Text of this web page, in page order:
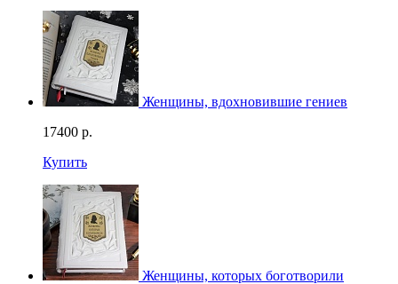
Женщины, вдохновившие гениев
17400 р.
Купить
Женщины, которых боготворили